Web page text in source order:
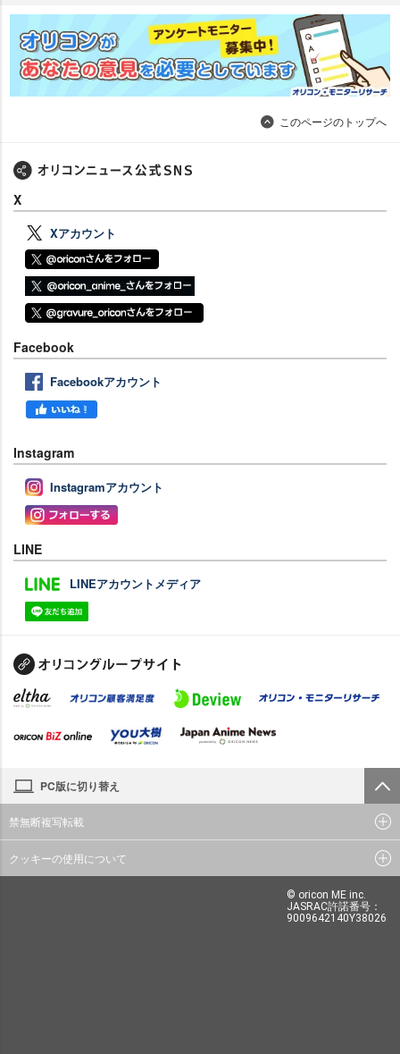
このページのトップへ
X
Xアカウント
Facebook
Facebookアカウント
Instagram
Instagramアカウント
LINE
LINEアカウントメディア
PC版に切り替え
禁無断複写転載
クッキーの使用について
© oricon ME inc.
JASRAC許諾番号：
9009642140Y38026